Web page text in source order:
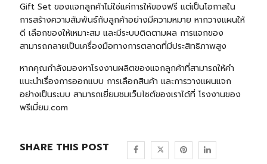
Gift Setของแจกลูกค้าไม่ใช่แค่การให้ของฟรี แต่เป็นโอกาสใน
การสร้างความสัมพันธ์กับลูกค้าอย่างมีความหมาย หากวางแผนให้
ดี เลือกของให้เหมาะสม และมีระบบติดตามผล การแจกของ
สามารถกลายเป็นเครื่องมือทางการตลาดที่มีประสิทธิภาพสูง
หากคุณกำลังมองหาโรงงานผลิตของแจกลูกค้าที่สามารถให้คำ
แนะนำเรื่องการออกแบบ การเลือกสินค้า และการวางแผนแจก
อย่างเป็นระบบ สามารถเยี่ยมชมเว็บไซต์ของเราได้ที่ โรงงานของ
พรีเมี่ยม.com
SHARE THIS POST